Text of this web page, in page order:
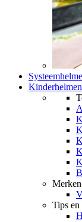
Kinderhelmen
Merken
Tips